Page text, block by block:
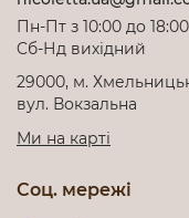
Пн-Пт з 10:00 до 18:00
Cб-Нд вихідний
29000, м.
вул. Вокзальна
Ми на карті
Соц. мережі